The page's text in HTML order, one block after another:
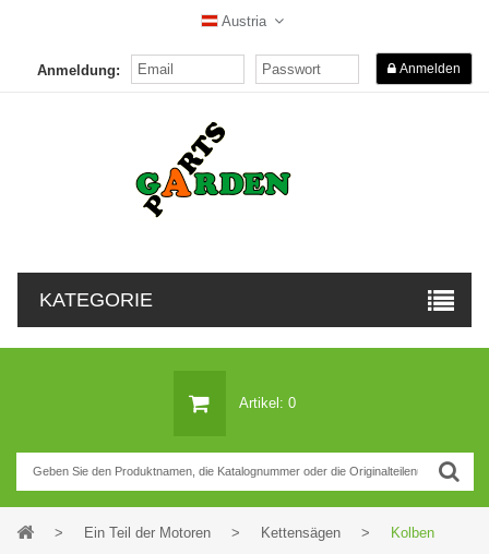
Austria
Anmeldung: Anmelden
KATEGORIE
Artikel: 0
> Ein Teil der Motoren > Kettensägen > Kolben